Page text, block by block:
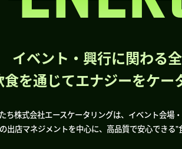
イベント・興行に関わる全
食を通じてエナジーをケー
ち株式会社エースケータリングは、イベント会場
出店マネジメントを中心に、高品質で安心できる”